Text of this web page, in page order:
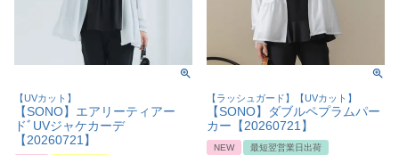
【UVカット】
【SONO】エアリーティアー
ドﾞUVジャケカーデ
【20260721】
【ラッシュガード】【UVカット】
【SONO】ダブルペプラムパー
カー【20260721】
NEW 最短翌営業日出荷